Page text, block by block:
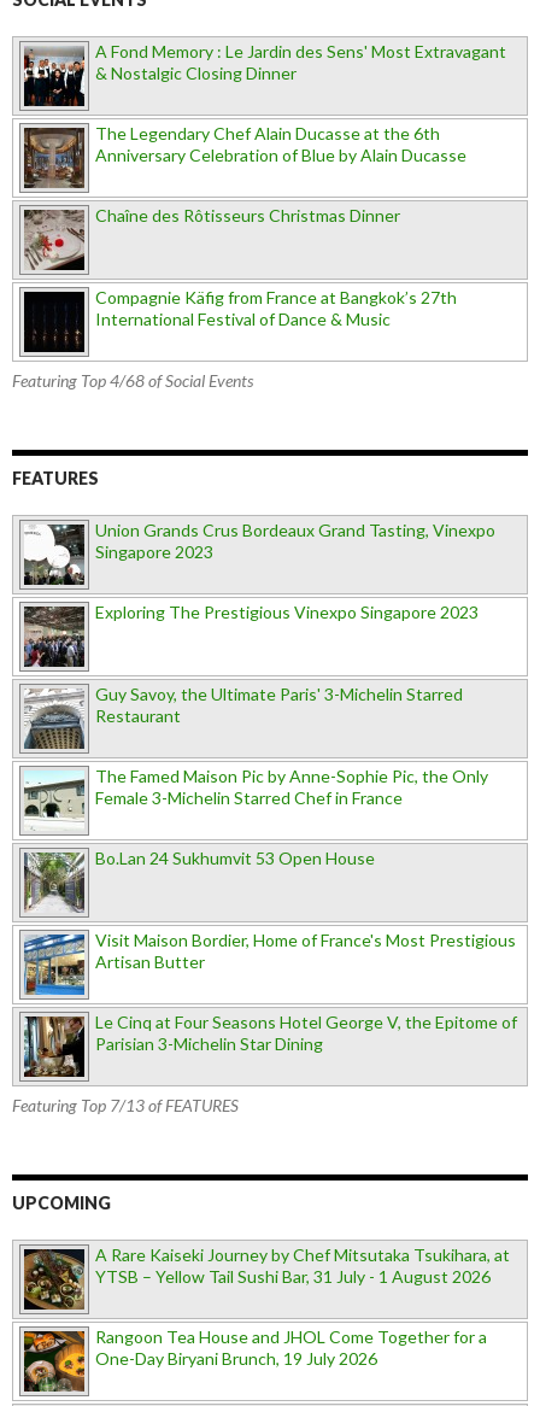
A Fond Memory : Le Jardin des Sens' Most Extravagant
& Nostalgic Closing Dinner
The Legendary Chef Alain Ducasse at the 6th
Anniversary Celebration of Blue by Alain Ducasse
Chaîne des Rôtisseurs Christmas Dinner
Compagnie Käfig from France at Bangkok’s 27th
International Festival of Dance & Music
Featuring Top 4/68 of Social Events
FEATURES
Union Grands Crus Bordeaux Grand Tasting, Vinexpo
Singapore 2023
Exploring The Prestigious Vinexpo Singapore 2023
Guy Savoy, the Ultimate Paris' 3-Michelin Starred
Restaurant
The Famed Maison Pic by Anne-Sophie Pic, the Only
Female 3-Michelin Starred Chef in France
Bo.Lan 24 Sukhumvit 53 Open House
Visit Maison Bordier, Home of France's Most Prestigious
Artisan Butter
Le Cinq at Four Seasons Hotel George V, the Epitome of
Parisian 3-Michelin Star Dining
Featuring Top 7/13 of FEATURES
UPCOMING
A Rare Kaiseki Journey by Chef Mitsutaka Tsukihara, at
YTSB – Yellow Tail Sushi Bar, 31 July - 1 August 2026
Rangoon Tea House and JHOL Come Together for a
One-Day Biryani Brunch, 19 July 2026